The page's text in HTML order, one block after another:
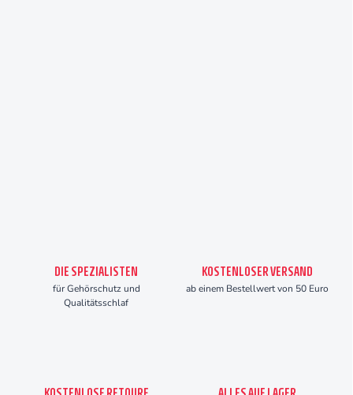
DIE SPEZIALISTEN
für Gehörschutz und
Qualitätsschlaf
KOSTENLOSER VERSAND
ab einem Bestellwert von 50 Euro